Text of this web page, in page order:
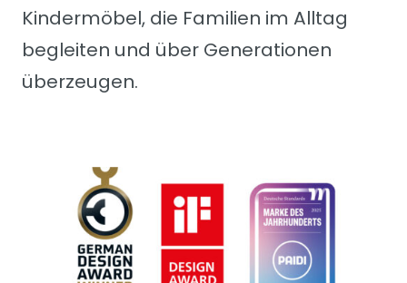
Kindermöbel, die Familien im Alltag
begleiten und über Generationen
überzeugen.